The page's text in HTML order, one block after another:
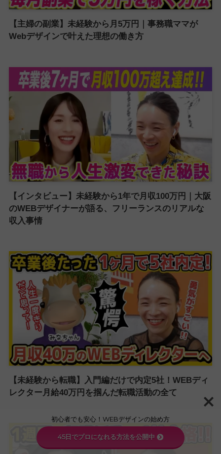
【主婦の副業】未経験から月5万円｜事務職ママが
Webデザインで叶えた理想の働き方
【インタビュー】未経験から1年で月収100万円｜大阪
のWEBデザイナーが語る、フリーランスのリアルな
収入事情
【未経験から転職】入門編だけで内定5社！WEBディ
レクター月給40万円を掴んだ転職活動の全て
初心者でも安心！WEBデザインの始め方
45日でプロになれる方法を公開中